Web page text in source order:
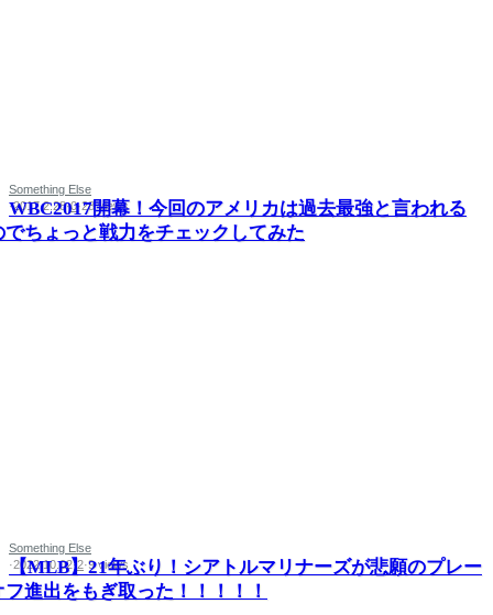
Something Else
·2017.2.28·0·28 views
WBC2017開幕！今回のアメリカは過去最強と言われる
でちょっと戦力をチェックしてみた
Something Else
·2022.10.02·2·9 views
【MLB】21年ぶり！シアトルマリナーズが悲願のプレー
フ進出をもぎ取った！！！！！